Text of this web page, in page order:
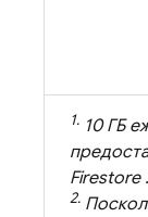
1. 10 ГБ
Firestore.
2.